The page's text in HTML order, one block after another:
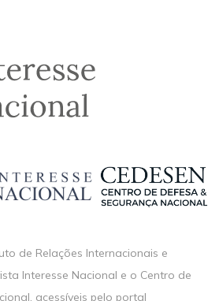
de Relações Internacionais e
Interesse Nacional e o Centro de
acessíveis pelo portal